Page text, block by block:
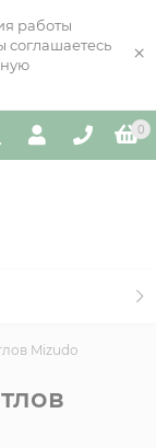
работы
соглашаетесь
×
0
Mizudo